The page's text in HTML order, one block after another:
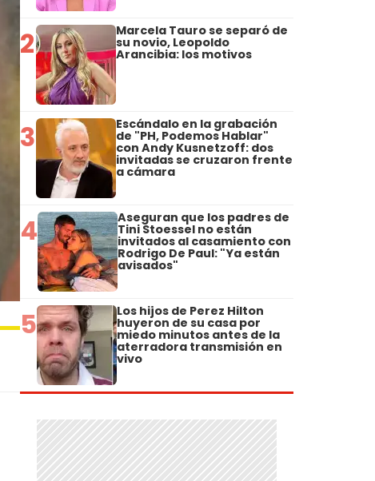
2 Marcela Tauro se separó de
su novio, Leopoldo
Arancibia: los motivos
3 Escándalo en la grabación
de "PH, Podemos Hablar"
con Andy Kusnetzoff: dos
invitadas se cruzaron frente
a cámara
4 Aseguran que los padres de
Tini Stoessel no están
invitados al casamiento con
Rodrigo De Paul: "Ya están
avisados"
5 Los hijos de Perez Hilton
huyeron de su casa por
miedo minutos antes de la
aterradora transmisión en
vivo